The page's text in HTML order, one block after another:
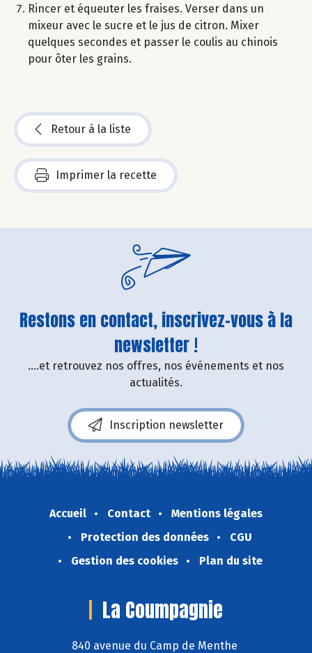
Rincer et équeuter les fraises. Verser dans un
mixeur avec le sucre et le jus de citron. Mixer
quelques secondes et passer le coulis au chinois
pour ôter les grains.
Retour à la liste
Imprimer la recette
Restons en contact, inscrivez-vous à la
newsletter !
....et retrouvez nos offres, nos événements et nos
actualités.
Inscription newsletter
Accueil Contact
Mentions légales
Protection des données
CGU
Gestion des cookies
Plan du site
La Coumpagnie
840 avenue du Camp de Menthe